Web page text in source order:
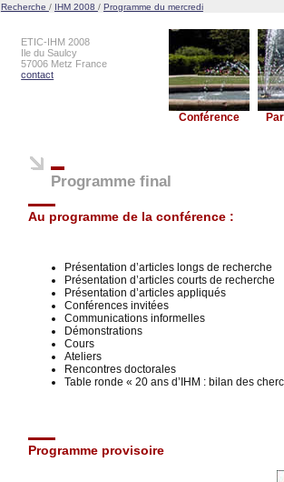
Recherche / IHM 2008 / Programme du mercredi
ETIC-IHM 2008
Ile du Saulcy
57006 Metz France
contact
Conférence
Programme final
Au programme de la conférence :
Présentation d’articles longs de recherche
Présentation d’articles courts de recherche
Présentation d’articles appliqués
Conférences invitées
Communications informelles
Démonstrations
Cours
Ateliers
Rencontres doctorales
Table ronde « 20 ans d’IHM : bilan des
Programme provisoire